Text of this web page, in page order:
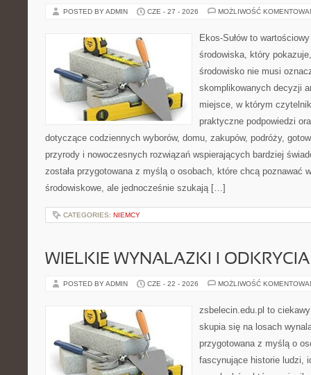
POSTED BY ADMIN CZE - 27 - 2026 MOŻLIWOŚĆ
Ekos-Sułów to
środowiska, który
środowisko nie musi
skomplikowanych decyzji
miejsce, w którym
praktyczne podpowiedzi
dotyczące codziennych wyborów, domu, zakupów, podróży,
przyrody i nowoczesnych rozwiązań wspierających bardziej
została przygotowana z myślą o osobach, które chcą poznawać
środowiskowe, ale jednocześnie szukają […]
CATEGORIES: NIEMCY
WIELKIE WYNALAZKI I ODKRYCIA
POSTED BY ADMIN CZE - 22 - 2026 MOŻLIWOŚĆ
zsbelecin.edu.pl to
skupia się na losach
przygotowana z myślą o
fascynujące historie ludzi,